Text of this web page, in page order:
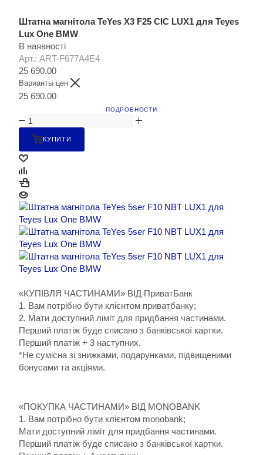
Штатна магнітола TeYes X3 F25 CIC LUX1 для Teyes
Lux One BMW
В наявності
Арт.: ART-F677A4E4
25 690.00
Варианты цен
25 690.00
ПОДРОБНОСТИ
КУПИТИ
«КУПІВЛЯ ЧАСТИНАМИ» ВІД ПриватБанк
1. Вам потрібно бути клієнтом приватбанку;
2. Мати доступний ліміт для придбання частинами.
Перший платіж буде списано з банківської картки.
Перший платіж + 3 наступних.
*Не сумісна зі знижками, подарунками, підвищеними
бонусами та акціями.
«ПОКУПКА ЧАСТИНАМИ» ВІД MONOBANK
1. Вам потрібно бути клієнтом monobank;
Мати доступний ліміт для придбання частинами.
Перший платіж буде списано з банківської картки.